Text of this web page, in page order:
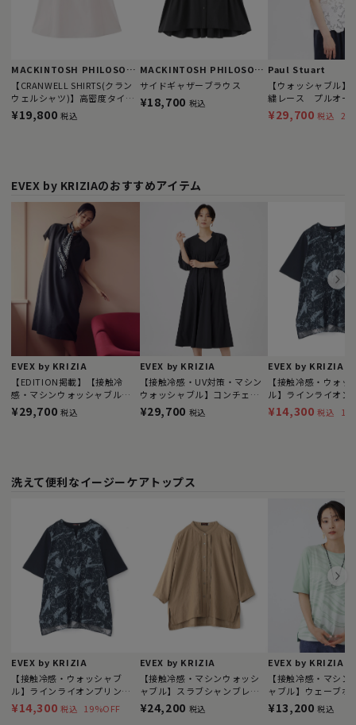
MACKINTOSH PHILOSOPHY
【CRANWELL SHIRTS(クラン
ウェルシャツ)】高密度タイプ
ライター
¥19,800 税込
MACKINTOSH PHILOSOPHY
サイドギャザーブラウス
¥18,700 税込
Paul Stuart
【ウォッシャブル】
繍レース プルオー
¥29,700 税込
EVEX by KRIZIAのおすすめアイテム
EVEX by KRIZIA
【EDITION掲載】【接触冷
感・マシンウォッシャブル】
リネンライクスキッパーワン
ピース
¥29,700 税込
EVEX by KRIZIA
【接触冷感・UV対策・マシン
ウォッシャブル】コンチェロ
フレアワンピース
¥29,700 税込
EVEX by KRIZIA
【接触冷感・ウォッ
ル】ラインライオン
コンビカットソー
¥14,300 税込
洗えて便利なイージーケアトップス
EVEX by KRIZIA
【接触冷感・ウォッシャブ
ル】ラインライオンプリント
コンビカットソー
¥14,300 税込 19%OFF
EVEX by KRIZIA
【接触冷感・マシンウォッシ
ャブル】スラブシャンブレー
バンドカラーブラウス
¥24,200 税込
EVEX by KRIZIA
【接触冷感・マシン
ャブル】ウェーブホ
ットソー
¥13,200 税込